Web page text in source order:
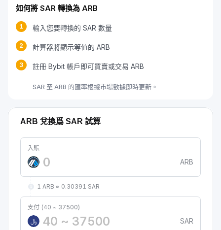
如何將 SAR 轉換為 ARB
1 輸入您要轉換的 SAR 數量
2 計算器將顯示等值的 ARB
3 註冊 Bybit 帳戶即可買賣或交易 ARB
SAR 至 ARB 的匯率根據市場數據即時更新。
ARB 兌換爲 SAR 試算
入賬
ARB
1 ARB ≈ 0.30391 SAR
支付 (40 ~ 37500)
﷼
SAR